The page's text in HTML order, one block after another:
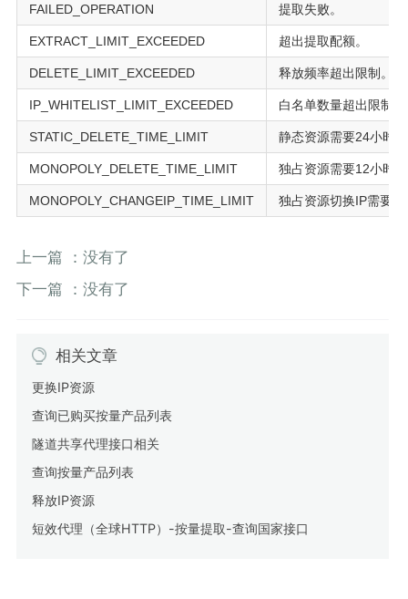
FAILED_OPERATION 提取失败。
EXTRACT_LIMIT_EXCEEDED 超出提取配额。
DELETE_LIMIT_EXCEEDED 释放频率超出限制。
IP_WHITELIST_LIMIT_EXCEEDED 白名单数量超出限制。
STATIC_DELETE_TIME_LIMIT 静态资源需要24小时
MONOPOLY_DELETE_TIME_LIMIT 独占资源需要12小时
MONOPOLY_CHANGEIP_TIME_LIMIT 独占资源切换IP需要
上一篇 ：没有了
下一篇 ：没有了
相关文章
更换IP资源
查询已购买按量产品列表
隧道共享代理接口相关
查询按量产品列表
释放IP资源
短效代理（全球HTTP）-按量提取-查询国家接口